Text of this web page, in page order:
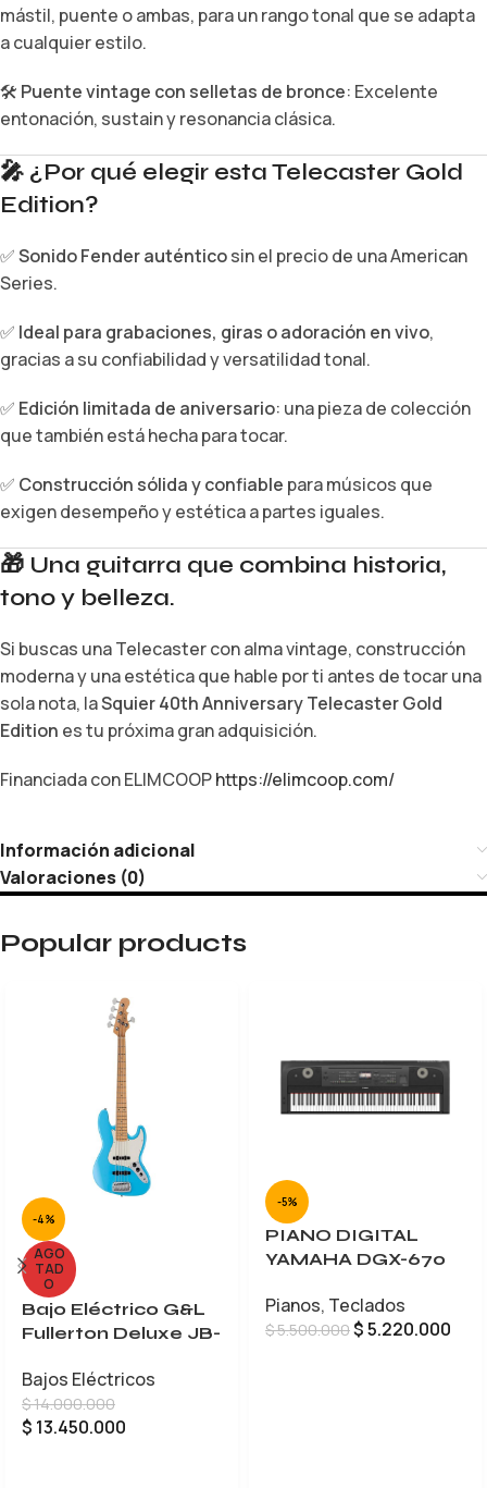
mástil, puente o ambas, para un rango tonal que se adapta
a cualquier estilo.
🛠️ Puente vintage con selletas de bronce: Excelente
entonación, sustain y resonancia clásica.
🎤 ¿Por qué elegir esta Telecaster Gold
Edition?
✅Sonido Fender auténticosin el precio de una American
Series.
✅ Ideal para grabaciones, giras o adoración en vivo,
gracias a su confiabilidad y versatilidad tonal.
✅ Edición limitada de aniversario: una pieza de colección
que también está hecha para tocar.
✅ Construcción sólida y confiable para músicos que
exigen desempeño y estética a partes iguales.
🎁 Una guitarra que combina historia,
tono y belleza.
Si buscas una Telecaster con alma vintage, construcción
moderna y una estética que hable por ti antes de tocar una
sola nota, laSquier 40th Anniversary Telecaster Gold
Edition es tu próxima gran adquisición.
Financiada con ELIMCOOPhttps://elimcoop.com/
Información adicional
Valoraciones (0)
Popular products
-4%
AGO
TAD
O
Bajo Eléctrico G&L
Fullerton Deluxe JB-
Bajos Eléctricos
$14.000.000
$ 13.450.000
-5%
PIANO DIGITAL
YAMAHA DGX-670
Pianos, Teclados
$5.500.000$5.220.000